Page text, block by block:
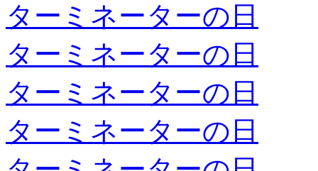
ターミネーターの日
ターミネーターの日
ターミネーターの日
ターミネーターの日